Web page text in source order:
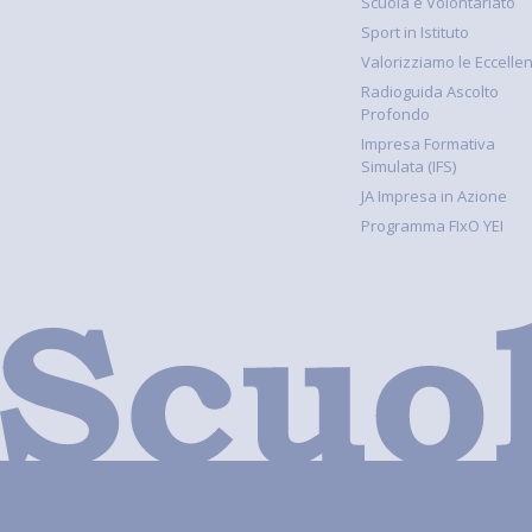
Sport in Istituto
Valorizziamo le
Radioguida Ascolto
Profondo
Impresa Formativa
Simulata (IFS)
JA Impresa in Azione
Programma FIxO YEI